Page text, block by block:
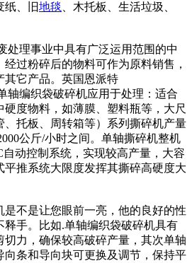
纸、旧地毯
、木托板、生活垃圾、
处理事业中具有广泛运用范围的中
过粉碎后的物料可作为原料销售，
其它产品。英国恩派特
轴编织袋破碎机应用于处理：适合
度物料，如薄膜、塑料瓶等，大尺
、托板、周转箱等）系列撕碎机产量
公斤/小时之间。单轴撕碎机整机
动控制系统，实现较高产量，大容
推系统大限度发挥其撕碎高硬度大
是不是让您眼前一亮，他的良好的性
释手。比如.单轴编织袋破碎机具有
力，确保较高破碎产量，其次单轴
向条和导向块可更换及调节，保持平